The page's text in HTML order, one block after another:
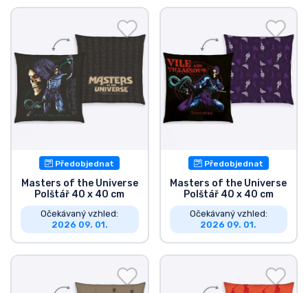
Předobjednat
Masters of the Universe
Polštář 40 x 40 cm
Očekávaný vzhled:
2026 09. 01.
Předobjednat
Masters of the Universe
Polštář 40 x 40 cm
Očekávaný vzhled:
2026 09. 01.
Sportovní věci
Hudební věci
Typy produktů